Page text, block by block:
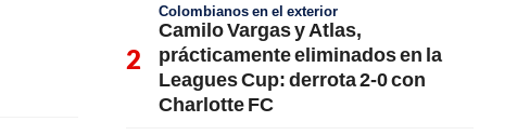
Colombianos en el exterior
Camilo Vargas y Atlas,
prácticamente eliminados en la
Leagues Cup: derrota 2-0 con
Charlotte FC